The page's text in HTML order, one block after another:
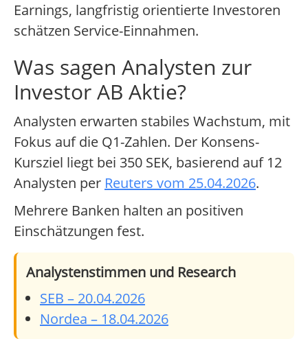
Earnings, langfristig orientierte Investoren
schätzen Service-Einnahmen.
Was sagen Analysten zur
Investor AB Aktie?
Analysten erwarten stabiles Wachstum, mit
Fokus auf die Q1-Zahlen. Der Konsens-
Kursziel liegt bei 350 SEK, basierend auf 12
Analysten per Reuters vom 25.04.2026.
Mehrere Banken halten an positiven
Einschätzungen fest.
Analystenstimmen und Research
SEB – 20.04.2026
Nordea – 18.04.2026